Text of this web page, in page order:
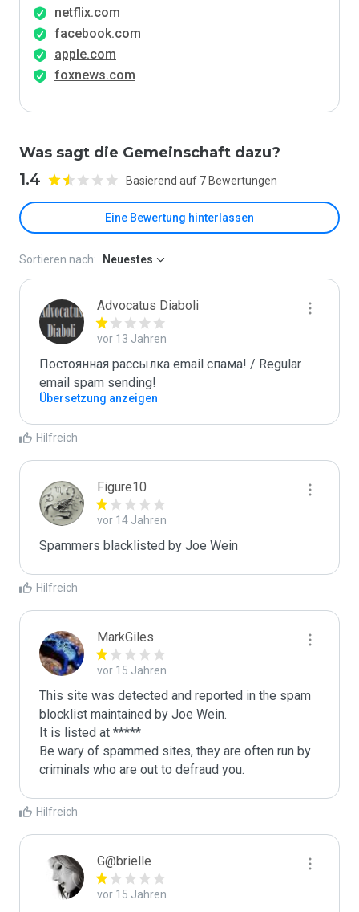
netflix.com
facebook.com
apple.com
foxnews.com
Was sagt die Gemeinschaft dazu?
1.4 Basierend auf 7 Bewertungen
Eine Bewertung hinterlassen
Sortieren nach: Neuestes
Advocatus Diaboli
vor 13 Jahren
Постоянная рассылка email спама! / Regular
email spam sending!
Übersetzung anzeigen
Hilfreich
Figure10
vor 14 Jahren
Spammers blacklisted by Joe Wein
Hilfreich
MarkGiles
vor 15 Jahren
This site was detected and reported in the spam
blocklist maintained by Joe Wein.
It is listed at *****
Be wary of spammed sites, they are often run by
criminals who are out to defraud you.
Hilfreich
G@brielle
vor 15 Jahren